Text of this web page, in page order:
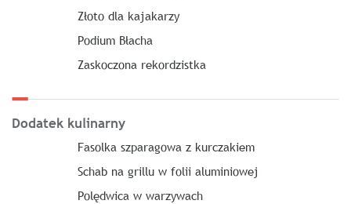
Złoto dla kajakarzy
Podium Błacha
Zaskoczona rekordzistka
Dodatek kulinarny
Fasolka szparagowa z kurczakiem
Schab na grillu w folii aluminiowej
Polędwica w warzywach